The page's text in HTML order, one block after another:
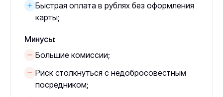
Быстрая оплата в рублях без оформления
карты;
Минусы:
Большие комиссии;
Риск столкнуться с недобросовестным
посредником;